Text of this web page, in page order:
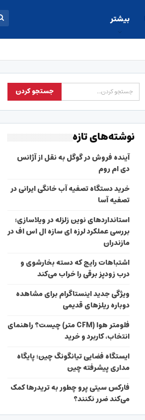
بیشتر
نوشته‌های تازه
آینده فروش در گوگل به نقل از آژانس
دی ام روم
خرید دستگاه تصفیه آب خانگی ایرانی در
تصفیه آسا
استانداردهای نوین زلزله در ویلاسازی؛
بررسی عملکرد لرزه ای سازه ال اس اف در
مازندران
اشتباهات رایج که دسته بخارشوی و
درب زودپز برقی را خراب می‌کند
ویژگی جدید اینستاگرام برای مشاهده
دوباره ریلزهای قدیمی
فلومتر هوا (CFM متر) چیست؟ راهنمای
انتخاب، کاربرد و خرید
ایستگاه فضایی تیانگونگ چین؛ پایگاه
مداری پیشرفته چین
فارکس سیتی پرو چطور به تریدرها کمک
می‌کند ضرر نکنند؟